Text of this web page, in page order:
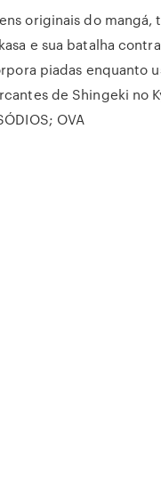
originais do mangá,
e sua batalha
piadas enquanto
de Shingeki no
OVA